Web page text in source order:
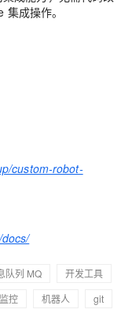
成操作。
custom-robot-
队列 MQ
开发工具
监控 机器人 git